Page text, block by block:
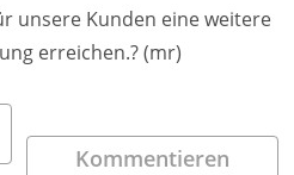
unsere Kunden eine weitere
erreichen.? (mr)
Kommentieren